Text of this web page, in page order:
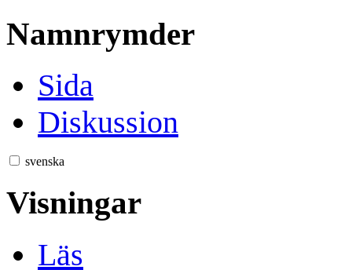
Namnrymder
Sida
Diskussion
svenska
Visningar
Läs